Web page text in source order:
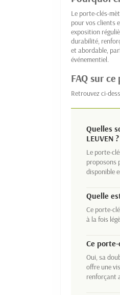
Le porte-clés-
pour vos clients
exposition
durabilité,
et abordable,
événementiel.
FAQ sur
Retrouvez ci-
Quelles
LEUVEN ?
Le porte-
proposons
disponible
Quelle
Ce porte-
à la fois
Ce
Oui, sa
offre une
renforçant